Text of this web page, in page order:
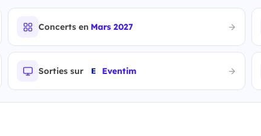
Concerts en Mars 2027
Sorties sur Eventim